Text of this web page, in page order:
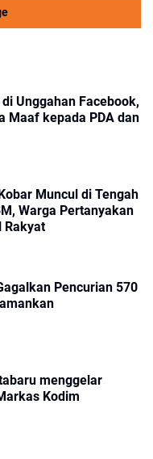
Unggahan Facebook,
Maaf kepada PDA dan
Muncul di Tengah
Warga Pertanyakan
Rakyat
menggelar
Kodim